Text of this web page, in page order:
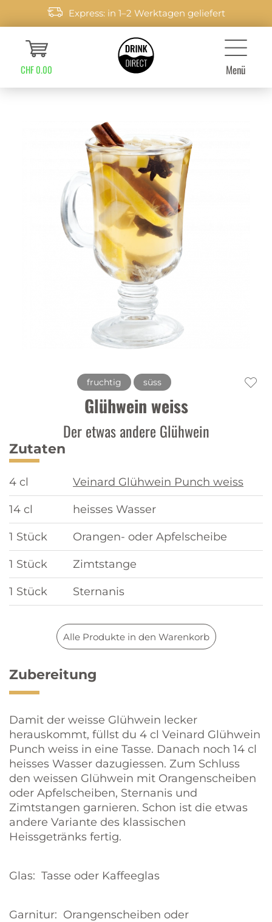
Express: in 1–2 Werktagen geliefert
CHF 0.00 Menü
fruchtig süss
Glühwein weiss
Der etwas andere Glühwein
Zutaten
4 cl Veinard Glühwein Punch weiss
14 cl heisses Wasser
1 Stück Orangen- oder Apfelscheibe
1 Stück Zimtstange
1 Stück Sternanis
Alle Produkte in den Warenkorb
Zubereitung
Damit der weisse Glühwein lecker
herauskommt, füllst du 4 cl Veinard Glühwein
Punch weiss in eine Tasse. Danach noch 14 cl
heisses Wasser dazugiessen. Zum Schluss
den weissen Glühwein mit Orangenscheiben
oder Apfelscheiben, Sternanis und
Zimtstangen garnieren. Schon ist die etwas
andere Variante des klassischen
Heissgetränks fertig.
Glas: Tasse oder Kaffeeglas
Garnitur: Orangenscheiben oder